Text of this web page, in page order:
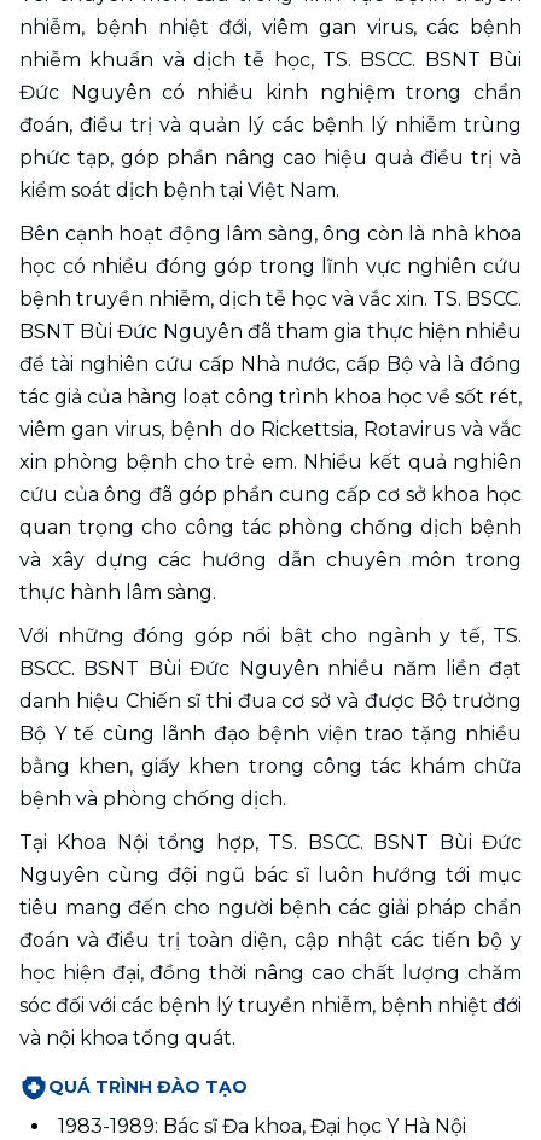
nhiễm, bệnh nhiệt đới, viêm gan virus, các bệnh
nhiễm khuẩn và dịch tễ học, TS. BSCC. BSNT Bùi
Đức Nguyên có nhiều kinh nghiệm trong chẩn
đoán, điều trị và quản lý các bệnh lý nhiễm trùng
phức tạp, góp phần nâng cao hiệu quả điều trị và
kiểm soát dịch bệnh tại Việt Nam.
Bên cạnh hoạt động lâm sàng, ông còn là nhà khoa
học có nhiều đóng góp trong lĩnh vực nghiên cứu
bệnh truyền nhiễm, dịch tễ học và vắc xin. TS. BSCC.
BSNT Bùi Đức Nguyên đã tham gia thực hiện nhiều
đề tài nghiên cứu cấp Nhà nước, cấp Bộ và là đồng
tác giả của hàng loạt công trình khoa học về sốt rét,
viêm gan virus, bệnh do Rickettsia, Rotavirus và vắc
xin phòng bệnh cho trẻ em. Nhiều kết quả nghiên
cứu của ông đã góp phần cung cấp cơ sở khoa học
quan trọng cho công tác phòng chống dịch bệnh
và xây dựng các hướng dẫn chuyên môn trong
thực hành lâm sàng.
Với những đóng góp nổi bật cho ngành y tế, TS.
BSCC. BSNT Bùi Đức Nguyên nhiều năm liền đạt
danh hiệu Chiến sĩ thi đua cơ sở và được Bộ trưởng
Bộ Y tế cùng lãnh đạo bệnh viện trao tặng nhiều
bằng khen, giấy khen trong công tác khám chữa
bệnh và phòng chống dịch.
Tại Khoa Nội tổng hợp, TS. BSCC. BSNT Bùi Đức
Nguyên cùng đội ngũ bác sĩ luôn hướng tới mục
tiêu mang đến cho người bệnh các giải pháp chẩn
đoán và điều trị toàn diện, cập nhật các tiến bộ y
học hiện đại, đồng thời nâng cao chất lượng chăm
sóc đối với các bệnh lý truyền nhiễm, bệnh nhiệt đới
và nội khoa tổng quát.
QUÁ TRÌNH ĐÀO TẠO
1983-1989: Bác sĩ Đa khoa, Đại học Y Hà Nội